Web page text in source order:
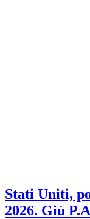
Stati Uniti,
2026. Giù